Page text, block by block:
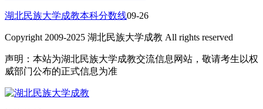
湖北民族大学成教本科分数线09-26
Copyright 2009-2025 湖北民族大学成教 All rights reserved
声明：本站为湖北民族大学成教交流信息网站，敬请考生以权
威部门公布的正式信息为准